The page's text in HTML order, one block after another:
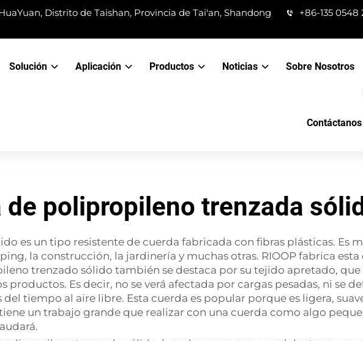
Distrito de Taishan, Provincia de Tai'an, Shandong
+86-135 0548
Solución Aplicación Productos Noticias Sobre Nosotros
Contáctanos
de polipropileno trenzada
es un tipo resistente de cuerda fabricada con fibras plásticas. Es
la construcción, la jardinería y muchas otras. RIOOP fabrica
trenzado sólido también se destaca por su tejido apretado, que
Es decir, no se verá afectada por cargas pesadas, ni se
tiempo al aire libre. Esta cuerda es popular porque es ligera,
un trabajo grande que realizar con una cuerda como algo